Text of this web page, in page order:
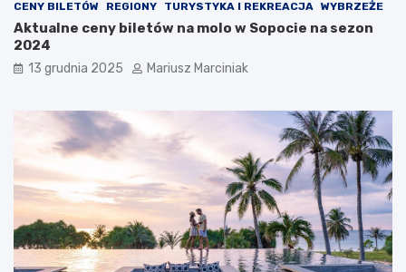
i
w
z
ł
o
m
CENY BILETÓW REGIONY TURYSTYKA I REKREACJA WYBRZEŻE
Aktualne ceny biletów na molo w Sopocie na sezon
2024
13 grudnia 2025 Mariusz Marciniak